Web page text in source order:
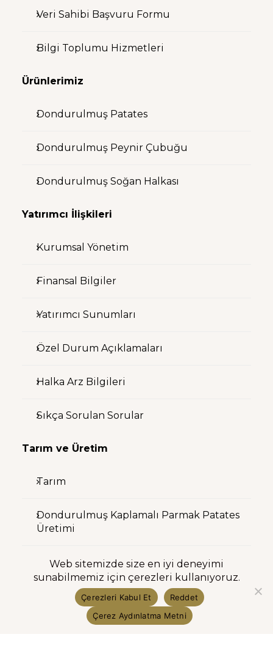
Veri Sahibi Başvuru Formu
Bilgi Toplumu Hizmetleri
Ürünlerimiz
Dondurulmuş Patates
Dondurulmuş Peynir Çubuğu
Dondurulmuş Soğan Halkası
Yatırımcı İlişkileri
Kurumsal Yönetim
Finansal Bilgiler
Yatırımcı Sunumları
Özel Durum Açıklamaları
Halka Arz Bilgileri
Sıkça Sorulan Sorular
Tarım ve Üretim
Tarım
Dondurulmuş Kaplamalı Parmak Patates
Üretimi
Dondurulmuş Kaplamalı Peynirli Çubuk
Üretimi
Dondurulmuş Kaplamalı Soğan Halkası
Web sitemizde size en iyi deneyimi
sunabilmemiz için çerezleri kullanıyoruz.
Çerezleri Kabul Et
Reddet
Çerez Aydınlatma Metni